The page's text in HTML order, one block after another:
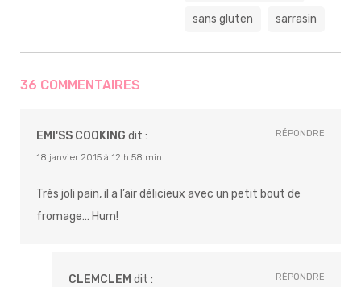
sans gluten sarrasin
36 COMMENTAIRES
EMI'SS COOKING dit :
18 janvier 2015 à 12 h 58 min
Très joli pain, il a l’air délicieux avec un petit bout de
fromage… Hum!
RÉPONDRE
CLEMCLEM dit : RÉPONDRE